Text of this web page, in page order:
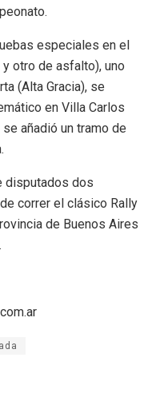
especiales en el
otro de asfalto), uno
(Alta Gracia), se
en Villa Carlos
añadió un tramo de
disputados dos
correr el clásico Rally
de Buenos Aires